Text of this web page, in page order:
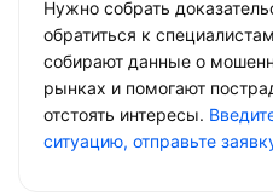
Нужно собрать
обратиться к
собирают данные о
рынках и помогают
отстоять интересы.
ситуацию, отправьте